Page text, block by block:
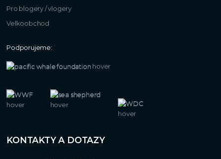
Pro blogery / vlogery
Velkoobchod
Podporujeme:
KONTAKTY A DOTAZY